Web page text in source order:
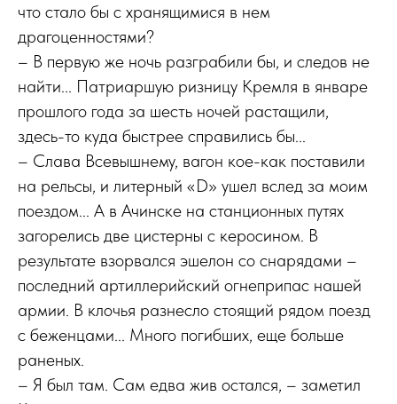
что стало бы с хранящимися в нем
драгоценностями?
– В первую же ночь разграбили бы, и следов не
найти... Патриаршую ризницу Кремля в январе
прошлого года за шесть ночей растащили,
здесь-то куда быстрее справились бы...
– Слава Всевышнему, вагон кое-как поставили
на рельсы, и литерный «D» ушел вслед за моим
поездом... А в Ачинске на станционных путях
загорелись две цистерны с керосином. В
результате взорвался эшелон со снарядами –
последний артиллерийский огнеприпас нашей
армии. В клочья разнесло стоящий рядом поезд
с беженцами... Много погибших, еще больше
раненых.
– Я был там. Сам едва жив остался, – заметил